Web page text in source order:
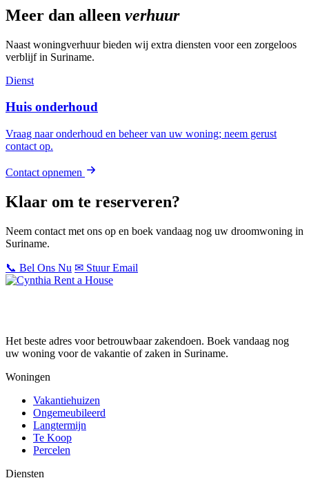
Meer dan alleen verhuur
Naast woningverhuur bieden wij extra diensten voor een zorgeloos
verblijf in Suriname.
Dienst
Huis onderhoud
Vraag naar onderhoud en beheer van uw woning; neem gerust
contact op.
Contact opnemen
Klaar om te reserveren?
Neem contact met ons op en boek vandaag nog uw droomwoning in
Suriname.
📞 Bel Ons Nu ✉ Stuur Email
Het beste adres voor betrouwbaar zakendoen. Boek vandaag nog
uw woning voor de vakantie of zaken in Suriname.
Woningen
Vakantiehuizen
Ongemeubileerd
Langtermijn
Te Koop
Percelen
Diensten